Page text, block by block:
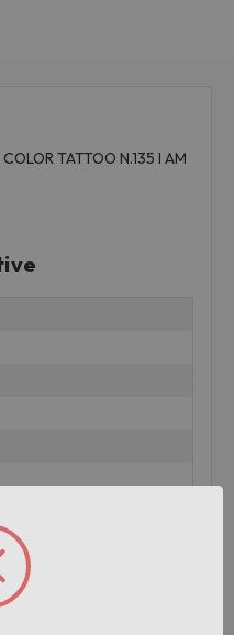
TATTOO N.135 I AM